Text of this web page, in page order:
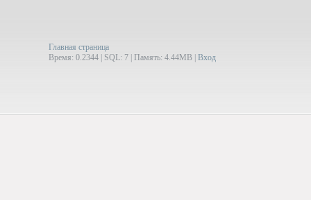
Главная страница
Время: 0.2344 | SQL: 7 | Память: 4.44MB Вход